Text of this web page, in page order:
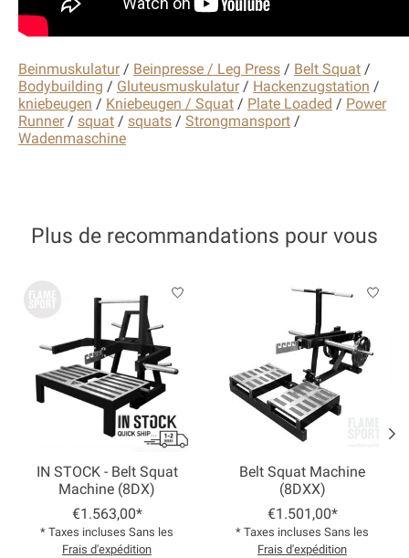
Beinmuskulatur/ Beinpresse / Leg Press / Belt Squat /
Bodybuilding / Gluteusmuskulatur/ Hackenzugstation /
kniebeugen / Kniebeugen / Squat / Plate Loaded / Power
Runner/ squat / squats / Strongmansport /
Wadenmaschine
Plus de recommandations pour vous
Articles du carrousel de produits
IN STOCK - Belt Squat
Machine (8DX)
€1.563,00*
* Taxes incluses Sans les
Frais d'expédition
Belt Squat Machine
(8DXX)
€1.501,00*
* Taxes incluses Sans les
Frais d'expédition